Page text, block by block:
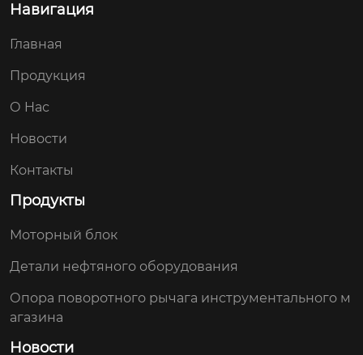
Навигация
Главная
Продукция
О Hас
Новости
Контакты
Продукты
Моторный блок
Детали нефтяного оборудования
Опора поворотного рычага инструментального м
агазина
Новости